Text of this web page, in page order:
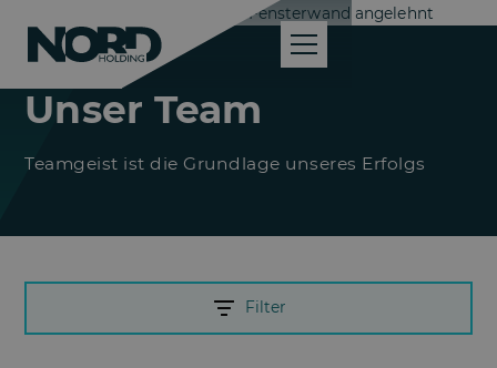
Unser Team
Teamgeist ist die Grundlage unseres Erfolgs
Filter